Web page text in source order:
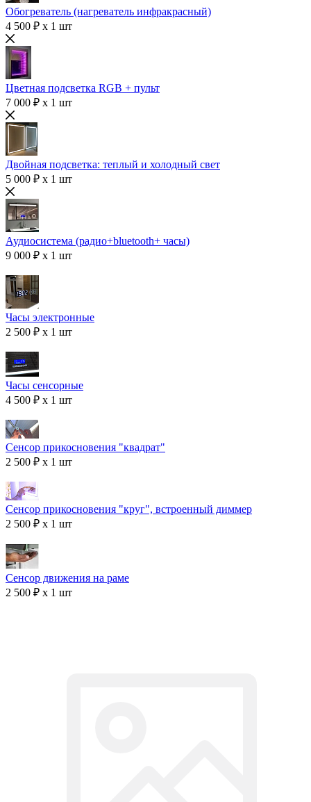
Обогреватель (нагреватель инфракрасный)
4 500 ₽ x 1 шт
Цветная подсветка RGB + пульт
7 000 ₽ x 1 шт
Двойная подсветка: теплый и холодный свет
5 000 ₽ x 1 шт
Аудиосистема (радио+bluetooth+ часы)
9 000 ₽ x 1 шт
Часы электронные
2 500 ₽ x 1 шт
Часы сенсорные
4 500 ₽ x 1 шт
Сенсор прикосновения "квадрат"
2 500 ₽ x 1 шт
Сенсор прикосновения "круг", встроенный диммер
2 500 ₽ x 1 шт
Сенсор движения на раме
2 500 ₽ x 1 шт